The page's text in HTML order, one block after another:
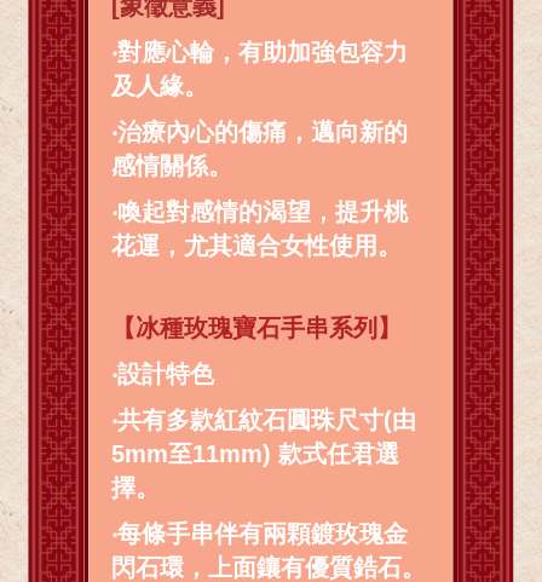
[象徵意義]
‧對應心輪，有助加強包容力
及人緣。
‧治療內心的傷痛，邁向新的
感情關係。
‧喚起對感情的渴望，提升桃
花運，尤其適合女性使用。
【冰種玫瑰寶石手串系列】
‧設計特色
‧共有多款紅紋石圓珠尺寸(由
5mm至11mm) 款式任君選
擇。
‧每條手串伴有兩顆鍍玫瑰金
閃石環，上面鑲有優質鋯石。